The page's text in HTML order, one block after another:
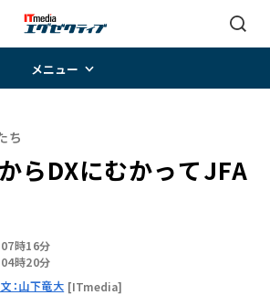
メニュー
ち
らDXにむかって――JFA
時16分
時20分
：山下竜大 [ITmedia]